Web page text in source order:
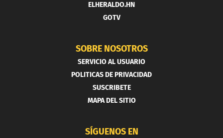
ELHERALDO.HN
GOTV
SOBRE NOSOTROS
SERVICIO AL USUARIO
POLITICAS DE PRIVACIDAD
SUSCRIBETE
MAPA DEL SITIO
SÍGUENOS EN